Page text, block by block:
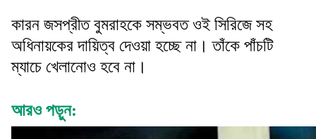
কারন জসপ্রীত বুমরাহকে সম্ভবত ওই সিরিজে সহ
অধিনায়কের দায়িত্ব দেওয়া হচ্ছে না। তাঁকে পাঁচটি
ম্যাচে খেলানোও হবে না।
আরও পড়ুন: